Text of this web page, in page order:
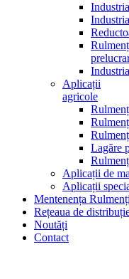
Aplicații
agricole
Lagăre
Aplicații de
Aplicații
Mentenența
Rețeaua de
Noutăți
Contact